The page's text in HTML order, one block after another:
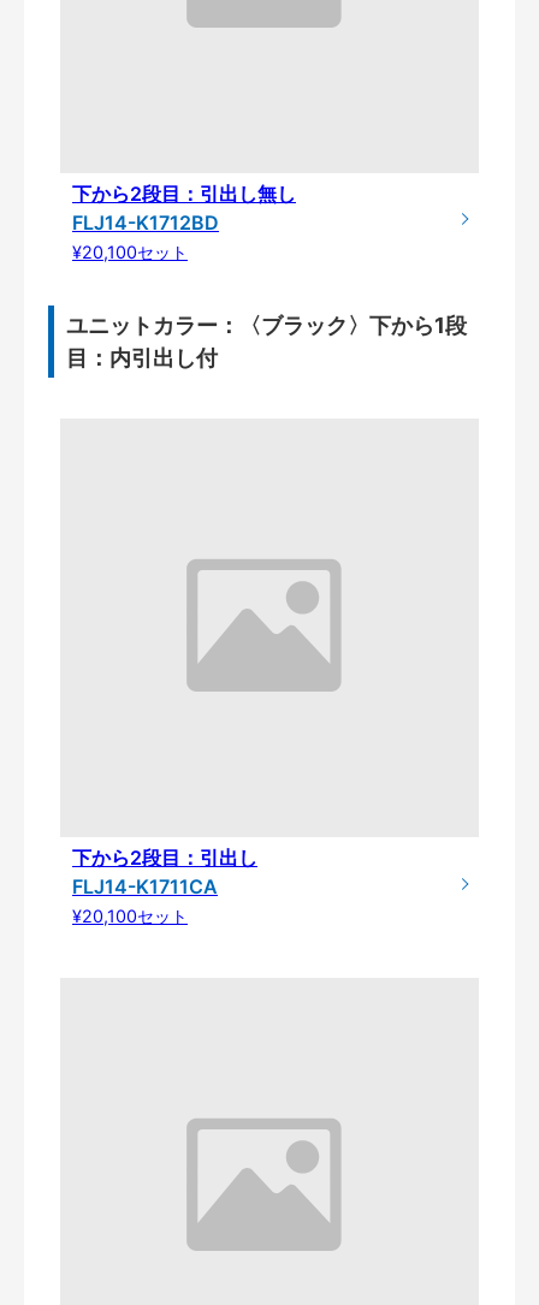
下から2段目：引出し無し
FLJ14-K1712BD
¥20,100セット
ユニットカラー：〈ブラック〉下から1段
目：内引出し付
下から2段目：引出し
FLJ14-K1711CA
¥20,100セット